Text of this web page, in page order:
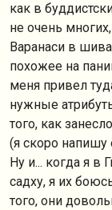
как в
не очень
Варанаси в
похожее на
меня привел
нужные
того, как
(я скоро напишу
Ну и... когда я в
садху, я их
того, они